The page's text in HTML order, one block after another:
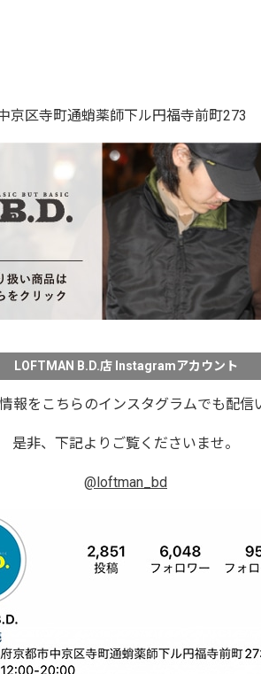
京区寺町通蛸薬師下ル円福寺前町273
LOFTMAN B.D.店 Instagramアカウント
報をこちらのインスタグラムでも配信
是非、下記よりご覧くださいませ。
@loftman_bd